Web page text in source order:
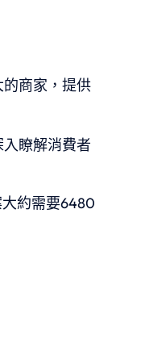
的商家，提供
入瞭解消費者
大約需要6480